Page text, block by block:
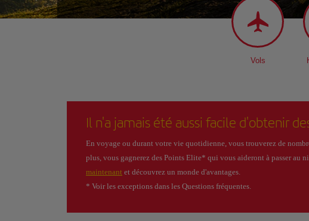
Vols
Il n'a jamais été aussi facile d'obtenir
En voyage ou durant votre vie quotidienne, vous trouverez de
plus, vous gagnerez des Points Elite* qui vous aideront à passer au
maintenant et découvrez un monde d'avantages.
* Voir les exceptions dans les Questions fréquentes.